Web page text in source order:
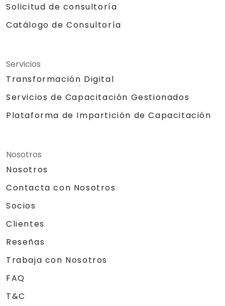
Solicitud de consultoría
Catálogo de Consultoría
Servicios
Transformación Digital
Servicios de Capacitación Gestionados
Plataforma de Impartición de Capacitación
Nosotros
Nosotros
Contacta con Nosotros
Socios
Clientes
Reseñas
Trabaja con Nosotros
FAQ
T&C